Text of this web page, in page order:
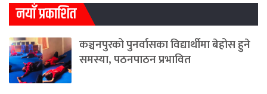
नयाँ प्रकाशित
कञ्चनपुरको पुनर्वासका विद्यार्थीमा बेहोस हुने
समस्या, पठनपाठन प्रभावित